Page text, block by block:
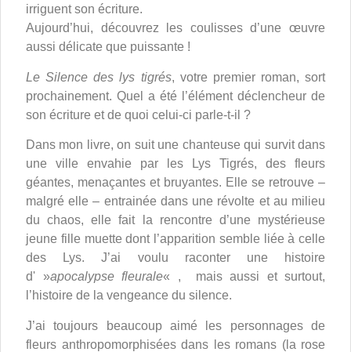
irriguent son écriture.
Aujourd’hui, découvrez les coulisses d’une œuvre
aussi délicate que puissante !
Le Silence des lys tigrés, votre premier roman, sort
prochainement. Quel a été l’élément déclencheur de
son écriture et de quoi celui-ci parle-t-il ?
Dans mon livre, on suit une chanteuse qui survit dans
une ville envahie par les Lys Tigrés, des fleurs
géantes, menaçantes et bruyantes. Elle se retrouve –
malgré elle – entrainée dans une révolte et au milieu
du chaos, elle fait la rencontre d’une mystérieuse
jeune fille muette dont l’apparition semble liée à celle
des Lys. J’ai voulu raconter une histoire
d' »apocalypse fleurale« , mais aussi et surtout,
l’histoire de la vengeance du silence.
J’ai toujours beaucoup aimé les personnages de
fleurs anthropomorphisées dans les romans (la rose